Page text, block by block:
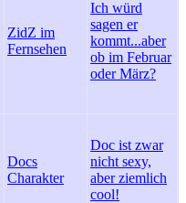
ZidZ im
Fernsehen
Ich würd
sagen er
kommt...aber
ob im Februar
oder März?
Docs
Charakter
Doc ist zwar
nicht sexy,
aber ziemlich
cool!